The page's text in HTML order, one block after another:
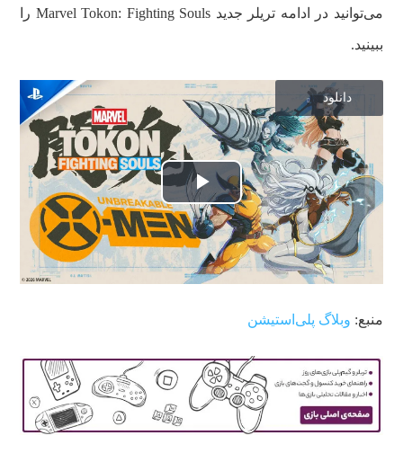
می‌توانید در ادامه تریلر جدید Marvel Tokon: Fighting Souls را
ببینید.
پخش
ویدیو
دانلود
منبع: وبلاگ پلی‌استیشن